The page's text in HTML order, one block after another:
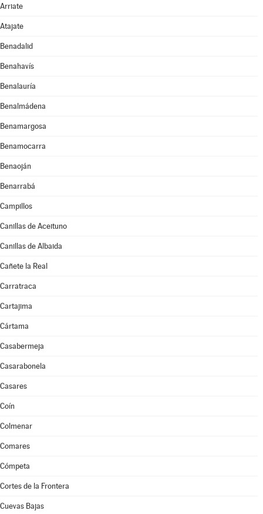
Arriate
Atajate
Benadalid
Benahavís
Benalauría
Benalmádena
Benamargosa
Benamocarra
Benaoján
Benarrabá
Campillos
Canillas de Aceituno
Canillas de Albaida
Cañete la Real
Carratraca
Cartajima
Cártama
Casabermeja
Casarabonela
Casares
Coín
Colmenar
Comares
Cómpeta
Cortes de la Frontera
Cuevas Bajas